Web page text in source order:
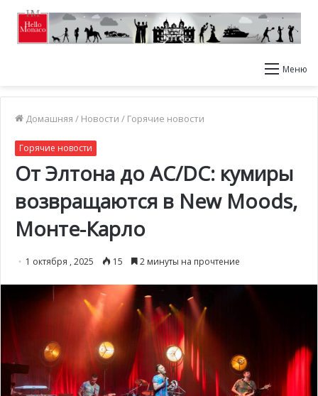
Меню
Домашняя / Новости / Горячие новости
Горячие новости
От Элтона до AC/DC: кумиры
возвращаются в New Moods,
Монте-Карло
1 октября , 2025 15 2 минуты на прочтение